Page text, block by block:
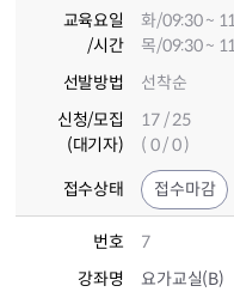
교육요일
/시간
화/09:30 ~
목/09:30 ~
선발방법
선착순
신청/모집
(대기자)
17 / 25
( 0 / 0 )
접수상태 접수마감
번호
7
강좌명
요가교실(B)